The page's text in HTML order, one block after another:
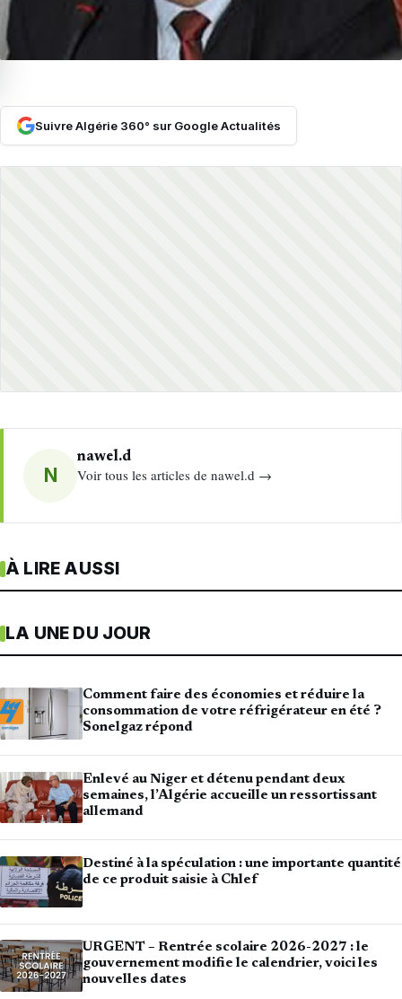
Suivre Algérie 360° sur Google Actualités
N
nawel.d
Voir tous les articles de nawel.d →
À LIRE AUSSI
LA UNE DU JOUR
Comment faire des économies et réduire la
consommation de votre réfrigérateur en été ?
Sonelgaz répond
Enlevé au Niger et détenu pendant deux
semaines, l’Algérie accueille un ressortissant
allemand
Destiné à la spéculation : une importante quantité
de ce produit saisie à Chlef
URGENT – Rentrée scolaire 2026-2027 : le
gouvernement modifie le calendrier, voici les
nouvelles dates